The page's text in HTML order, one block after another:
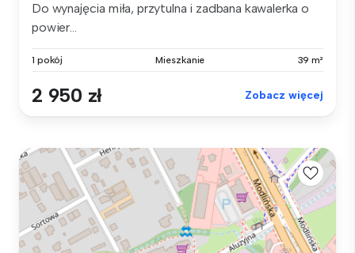
Do wynajęcia miła, przytulna i zadbana kawalerka o
powier...
1 pokój Mieszkanie 39 m²
2 950 zł Zobacz więcej